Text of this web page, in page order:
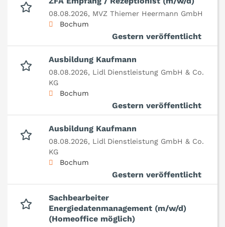
08.08.2026, MVZ Thiemer Heermann GmbH
Bochum
Gestern veröffentlicht
Ausbildung Kaufmann
08.08.2026, Lidl Dienstleistung GmbH & Co.
KG
Bochum
Gestern veröffentlicht
Ausbildung Kaufmann
08.08.2026, Lidl Dienstleistung GmbH & Co.
KG
Bochum
Gestern veröffentlicht
Sachbearbeiter
Energiedatenmanagement (m/w/d)
(Homeoffice möglich)